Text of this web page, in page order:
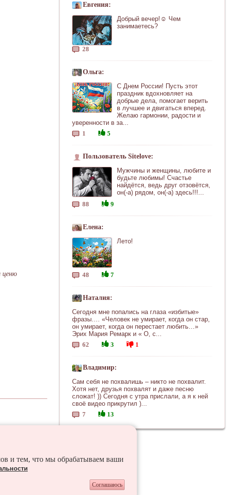
Евгения:
Добрый вечер!☺ Чем
занимаетесь?
28
Ольга:
С Днем России! Пусть этот
праздник вдохновляет на
добрые дела, помогает верить
в лучшее и двигаться вперед.
Желаю гармонии, радости и
уверенности в за...
1
5
Пользователь Sitelove:
Мужчины и женщины, любите и
будьте любимы! Счастье
найдётся, ведь друг отзовётся,
он(-а) рядом, он(-а) здесь!!!...
88
9
Елена:
Лето!
48 7
Наталия:
Сегодня мне попались на глаза «избитые»
фразы…. «Человек не умирает, когда он стар,
он умирает, когда он перестает любить…»
Эрих Мария Ремарк и « О, с...
62
3 1
Владимир:
Сам себя не похвалишь – никто не похвалит.
Хотя нет, друзья похвалят и даже песню
сложат! )) Сегодня с утра прислали, а я к ней
своё видео прикрутил )...
7
13
ценю
и тем, что мы обрабатываем ваши
Соглашаюсь